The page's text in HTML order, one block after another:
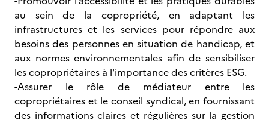
au sein de la copropriété, en adaptant les
infrastructures et les services pour répondre aux
besoins des personnes en situation de handicap, et
aux normes environnementales afin de sensibiliser
les copropriétaires à l'importance des critères ESG.
-Assurer le rôle de médiateur entre les
copropriétaires et le conseil syndical, en fournissant
des informations claires et régulières sur la gestion